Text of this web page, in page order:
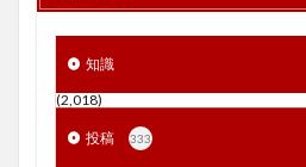
知識
(2,018)
投稿 333